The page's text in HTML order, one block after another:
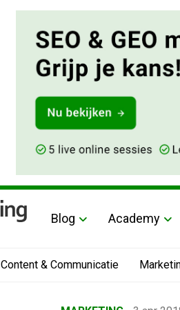
Blog Academy
Content & Communicatie